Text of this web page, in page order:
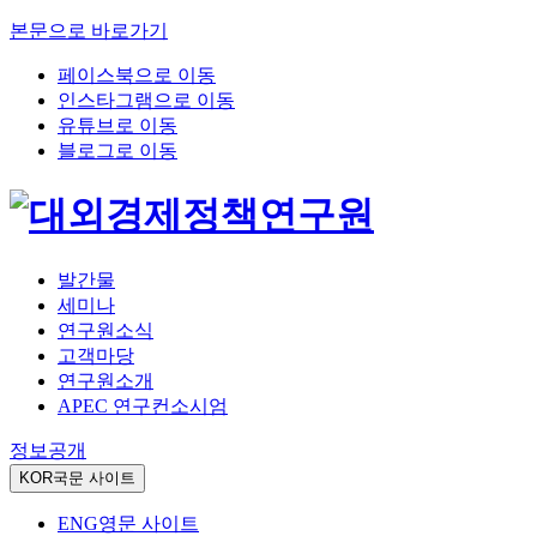
본문으로 바로가기
페이스북으로 이동
인스타그램으로 이동
유튜브로 이동
블로그로 이동
발간물
세미나
연구원소식
고객마당
연구원소개
APEC 연구컨소시엄
정보공개
KOR국문 사이트
ENG영문 사이트